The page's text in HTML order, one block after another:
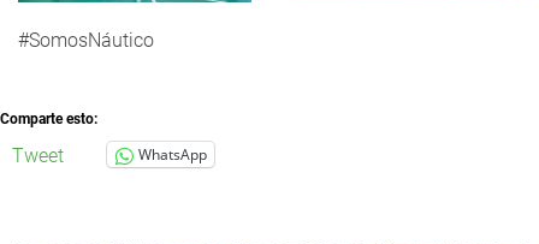
#SomosNáutico
Comparte esto:
Tweet WhatsApp